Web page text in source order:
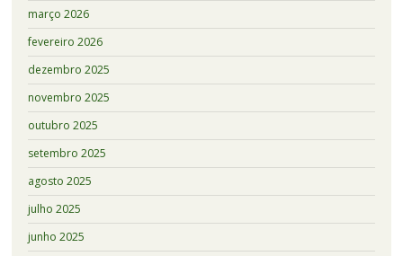
março 2026
fevereiro 2026
dezembro 2025
novembro 2025
outubro 2025
setembro 2025
agosto 2025
julho 2025
junho 2025